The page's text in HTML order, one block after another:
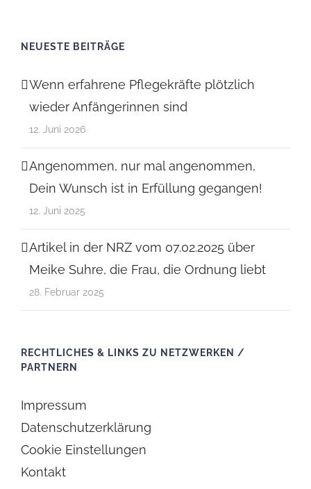
NEUESTE BEITRÄGE
Wenn erfahrene Pflegekräfte plötzlich
wieder Anfängerinnen sind
12. Juni 2026
Angenommen, nur mal angenommen,
Dein Wunsch ist in Erfüllung gegangen!
12. Juni 2025
Artikel in der NRZ vom 07.02.2025 über
Meike Suhre, die Frau, die Ordnung liebt
28. Februar 2025
RECHTLICHES & LINKS ZU NETZWERKEN /
PARTNERN
Impressum
Datenschutzerklärung
Cookie Einstellungen
Kontakt